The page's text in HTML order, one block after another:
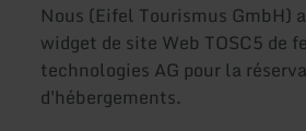
Nous (Eifel Tourismus GmbH)
widget de site Web TOSC5 de
technologies AG pour la
d'hébergements.